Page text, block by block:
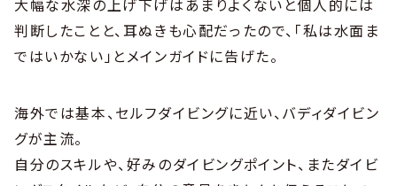
判断したことと、耳ぬきも心配だったので、「私は水面ま
ではいかない」とメインガイドに告げた。
海外では基本、セルフダイビングに近い、バディダイビン
グが主流。
自分のスキルや、好みのダイビングポイント、またダイビ